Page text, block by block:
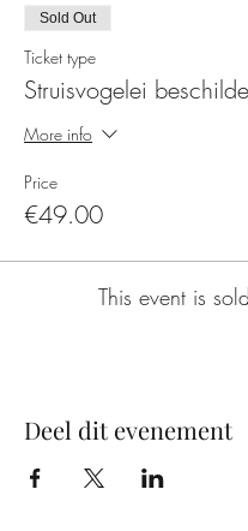
Sold Out
Ticket type
Struisvogelei
More info
Price
€49.00
This event is
Deel dit evenement